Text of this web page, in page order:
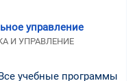
управление
И УПРАВЛЕНИЕ
учебные программы